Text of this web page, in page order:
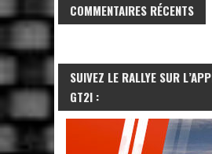
COMMENTAIRES RÉCENTS
SUIVEZ LE RALLYE SUR
GT2I :